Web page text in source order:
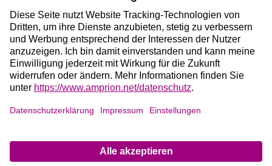
BeiStörungen an unseren Anlagen:
+49 800 490 4000
Social Media:
Datenschutz